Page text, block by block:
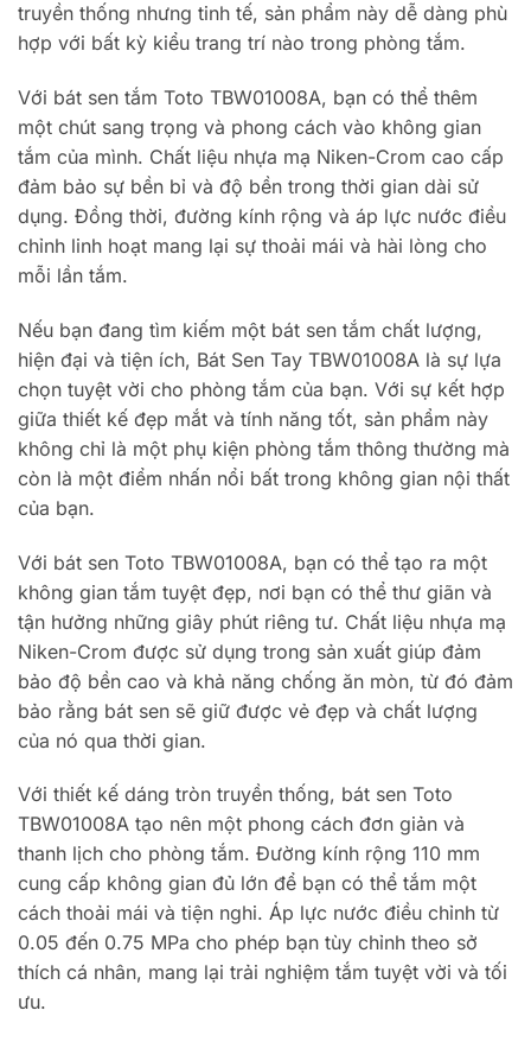
truyền thống nhưng tinh tế, sản phẩm này dễ dàng phù
hợp với bất kỳ kiểu trang trí nào trong phòng tắm.
Với bát sen tắm Toto TBW01008A, bạn có thể thêm
một chút sang trọng và phong cách vào không gian
tắm của mình. Chất liệu nhựa mạ Niken-Crom cao cấp
đảm bảo sự bền bỉ và độ bền trong thời gian dài sử
dụng. Đồng thời, đường kính rộng và áp lực nước điều
chỉnh linh hoạt mang lại sự thoải mái và hài lòng cho
mỗi lần tắm.
Nếu bạn đang tìm kiếm một bát sen tắm chất lượng,
hiện đại và tiện ích, Bát Sen Tay TBW01008A là sự lựa
chọn tuyệt vời cho phòng tắm của bạn. Với sự kết hợp
giữa thiết kế đẹp mắt và tính năng tốt, sản phẩm này
không chỉ là một phụ kiện phòng tắm thông thường mà
còn là một điểm nhấn nổi bất trong không gian nội thất
của bạn.
Với bát sen Toto TBW01008A, bạn có thể tạo ra một
không gian tắm tuyệt đẹp, nơi bạn có thể thư giãn và
tận hưởng những giây phút riêng tư. Chất liệu nhựa mạ
Niken-Crom được sử dụng trong sản xuất giúp đảm
bảo độ bền cao và khả năng chống ăn mòn, từ đó đảm
bảo rằng bát sen sẽ giữ được vẻ đẹp và chất lượng
của nó qua thời gian.
Với thiết kế dáng tròn truyền thống, bát sen Toto
TBW01008A tạo nên một phong cách đơn giản và
thanh lịch cho phòng tắm. Đường kính rộng 110 mm
cung cấp không gian đủ lớn để bạn có thể tắm một
cách thoải mái và tiện nghi. Áp lực nước điều chỉnh từ
0.05 đến 0.75 MPa cho phép bạn tùy chỉnh theo sở
thích cá nhân, mang lại trải nghiệm tắm tuyệt vời và tối
ưu.